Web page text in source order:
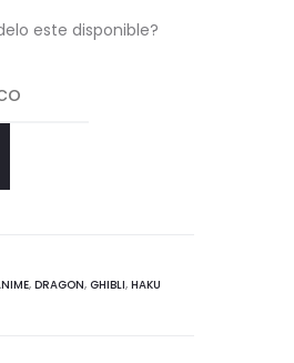
este disponible?
, DRAGON, GHIBLI, HAKU